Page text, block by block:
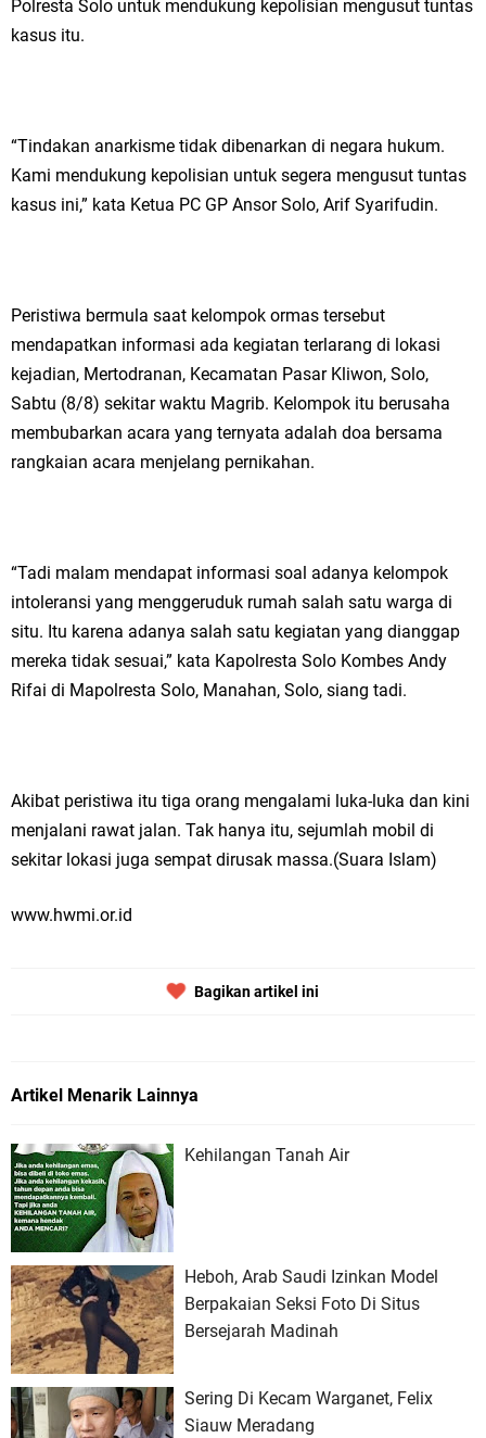
Polresta Solo untuk mendukung kepolisian mengusut tuntas
kasus itu.
“Tindakan anarkisme tidak dibenarkan di negara hukum.
Kami mendukung kepolisian untuk segera mengusut tuntas
kasus ini,” kata Ketua PC GP Ansor Solo, Arif Syarifudin.
Peristiwa bermula saat kelompok ormas tersebut
mendapatkan informasi ada kegiatan terlarang di lokasi
kejadian, Mertodranan, Kecamatan Pasar Kliwon, Solo,
Sabtu (8/8) sekitar waktu Magrib. Kelompok itu berusaha
membubarkan acara yang ternyata adalah doa bersama
rangkaian acara menjelang pernikahan.
“Tadi malam mendapat informasi soal adanya kelompok
intoleransi yang menggeruduk rumah salah satu warga di
situ. Itu karena adanya salah satu kegiatan yang dianggap
mereka tidak sesuai,” kata Kapolresta Solo Kombes Andy
Rifai di Mapolresta Solo, Manahan, Solo, siang tadi.
Akibat peristiwa itu tiga orang mengalami luka-luka dan kini
menjalani rawat jalan. Tak hanya itu, sejumlah mobil di
sekitar lokasi juga sempat dirusak massa.(Suara Islam)
www.hwmi.or.id
Bagikan artikel ini
Artikel Menarik Lainnya
Kehilangan Tanah Air
Heboh, Arab Saudi Izinkan Model
Berpakaian Seksi Foto Di Situs
Bersejarah Madinah
Sering Di Kecam Warganet, Felix
Siauw Meradang